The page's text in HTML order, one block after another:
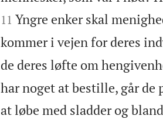
11 Yngre enker skal
kommer i vejen for deres
de deres løfte om
har noget at bestille, går de
at løbe med sladder og